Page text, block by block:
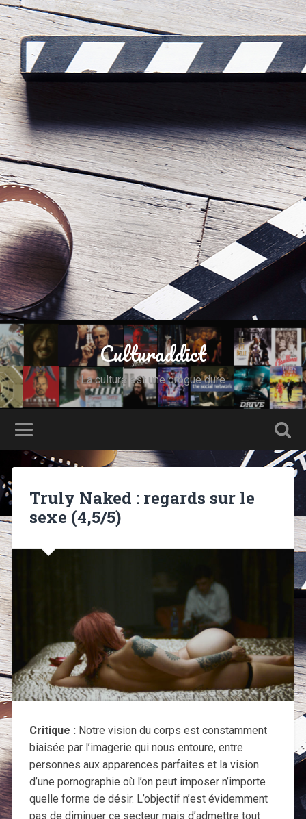
Culturaddict
La culture est une drogue dure
Truly Naked : regards sur le
sexe (4,5/5)
Critique : Notre vision du corps est constamment
biaisée par l’imagerie qui nous entoure, entre
personnes aux apparences parfaites et la vision
d’une pornographie où l’on peut imposer n’importe
quelle forme de désir. L’objectif n’est évidemment
pas de diminuer ce secteur mais d’admettre tout